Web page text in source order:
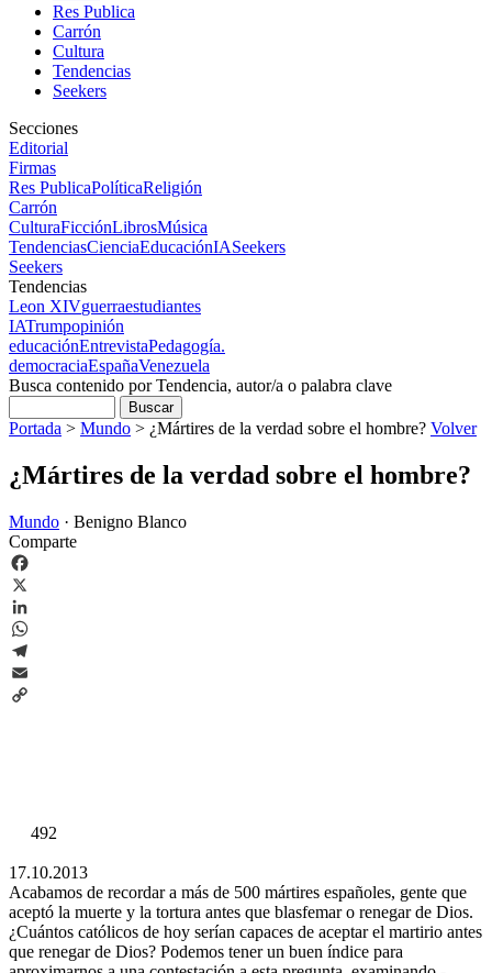
Res Publica
Carrón
Cultura
Tendencias
Seekers
Secciones
Editorial
Firmas
Res PublicaPolíticaReligión
Carrón
CulturaFicciónLibrosMúsica
TendenciasCienciaEducaciónIASeekers
Seekers
Tendencias
Leon XIVguerraestudiantes
IATrumpopinión
educaciónEntrevistaPedagogía.
democraciaEspañaVenezuela
Busca contenido por Tendencia, autor/a o palabra clave
Portada > Mundo > ¿Mártires de la verdad sobre el hombre? Volver
¿Mártires de la verdad sobre el hombre?
Mundo · Benigno Blanco
Comparte
Facebook
X
LinkedIn
WhatsApp
Telegram
Email
492
17.10.2013
Acabamos de recordar a más de 500 mártires españoles, gente que
aceptó la muerte y la tortura antes que blasfemar o renegar de Dios.
¿Cuántos católicos de hoy serían capaces de aceptar el martirio antes
que renegar de Dios? Podemos tener un buen índice para